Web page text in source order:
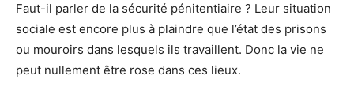
Faut-il parler de la sécurité pénitentiaire ? Leur situation
sociale est encore plus à plaindre que l’état des prisons
ou mouroirs dans lesquels ils travaillent. Donc la vie ne
peut nullement être rose dans ces lieux.